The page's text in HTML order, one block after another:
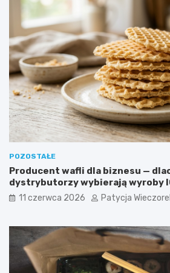
POZOSTAŁE
Producent wafli dla biznesu —
dystrybutorzy wybierają wyroby
11 czerwca 2026 Patycja